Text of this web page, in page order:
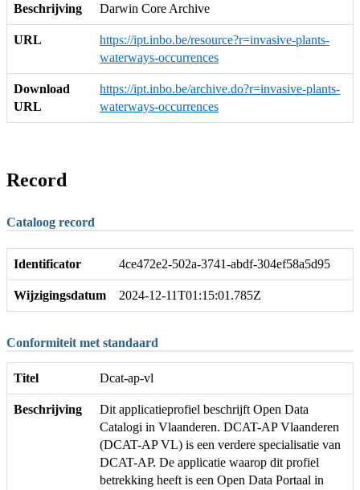
Beschrijving Darwin Core Archive
URL
https://ipt.inbo.be/resource?r=invasive-plants-
waterways-occurrences
Download
URL
https://ipt.inbo.be/archive.do?r=invasive-plants-
waterways-occurrences
Record
Cataloog record
Identificator 4ce472e2-502a-3741-abdf-304ef58a5d95
Wijzigingsdatum 2024-12-11T01:15:01.785Z
Conformiteit met standaard
Titel Dcat-ap-vl
Beschrijving
Dit applicatieprofiel beschrijft Open Data
Catalogi in Vlaanderen. DCAT-AP Vlaanderen
(DCAT-AP VL) is een verdere specialisatie van
DCAT-AP. De applicatie waarop dit profiel
betrekking heeft is een Open Data Portaal in